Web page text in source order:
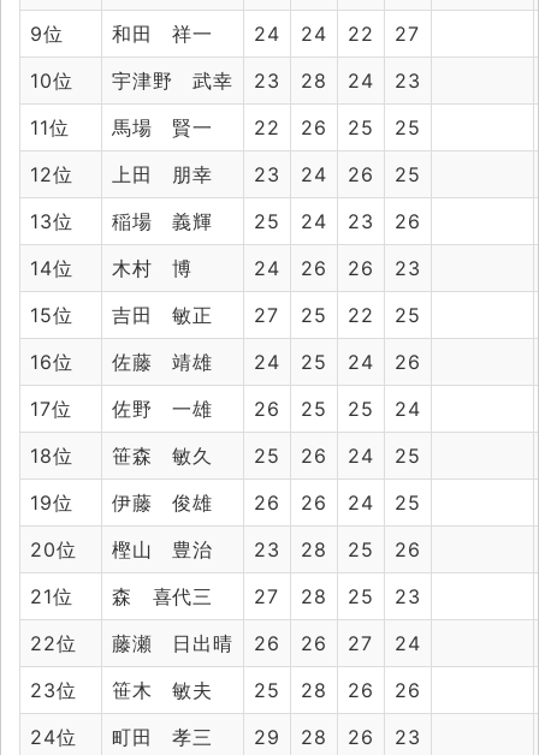
9位
和田 祥一 24 24 22
27
10位
宇津野 武幸 23 28 24
23
11位
馬場 賢一 22 26 25
25
12位
上田 朋幸 23 24 26
25
13位
稲場 義輝 25 24 23
26
14位
木村 博 24 26 26
23
15位
吉田 敏正 27 25 22
25
16位
佐藤 靖雄 24 25 24
26
17位
佐野 一雄 26 25 25
24
18位
笹森 敏久 25 26 24
25
19位
伊藤 俊雄 26 26 24
25
20位
樫山 豊治 23 28 25
26
21位
森 喜代三 27 28 25
23
22位
藤瀬 日出晴 26 26 27
24
23位
笹木 敏夫 25 28 26
26
24位
町田 孝三 29 28 26
23